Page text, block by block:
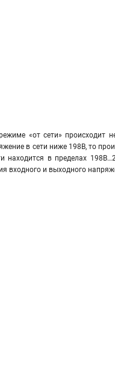
«от сети» происходит
в сети ниже 198В, то
в пределах
входного и выходного